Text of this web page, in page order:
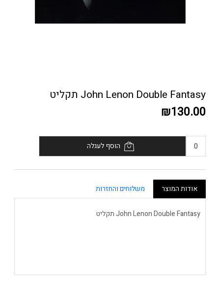
John Lenon Double Fantasy תקליט
₪130.00
הוסף לעגלה
אודות המוצר משלוחים והחזרות
John Lenon Double Fantasy תקליט